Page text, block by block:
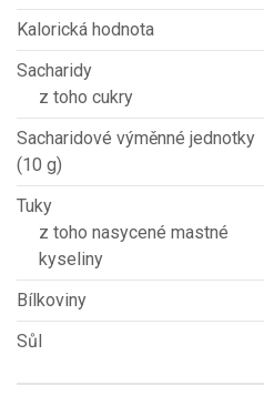
Kalorická hodnota
Sacharidy
z toho cukry
Sacharidové výměnné jednotky
(10 g)
Tuky
z toho nasycené mastné
kyseliny
Bílkoviny
Sůl